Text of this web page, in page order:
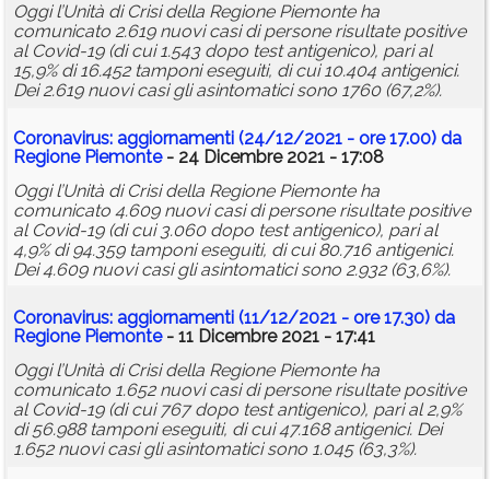
Oggi l’Unità di Crisi della Regione Piemonte ha
comunicato 2.619 nuovi casi di persone risultate positive
al Covid-19 (di cui 1.543 dopo test antigenico), pari al
15,9% di 16.452 tamponi eseguiti, di cui 10.404 antigenici.
Dei 2.619 nuovi casi gli asintomatici sono 1760 (67,2%).
Coronavirus: aggiornamenti (24/12/2021 - ore 17.00) da
Regione Piemonte- 24 Dicembre 2021 - 17:08
Oggi l’Unità di Crisi della Regione Piemonte ha
comunicato 4.609 nuovi casi di persone risultate positive
al Covid-19 (di cui 3.060 dopo test antigenico), pari al
4,9% di 94.359 tamponi eseguiti, di cui 80.716 antigenici.
Dei 4.609 nuovi casi gli asintomatici sono 2.932 (63,6%).
Coronavirus: aggiornamenti (11/12/2021 - ore 17.30) da
Regione Piemonte- 11 Dicembre 2021 - 17:41
Oggi l’Unità di Crisi della Regione Piemonte ha
comunicato 1.652 nuovi casi di persone risultate positive
al Covid-19 (di cui 767 dopo test antigenico), pari al 2,9%
di 56.988 tamponi eseguiti, di cui 47.168 antigenici. Dei
1.652 nuovi casi gli asintomatici sono 1.045 (63,3%).